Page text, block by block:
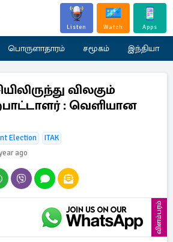
Listen Watch Apps
பொருளாதாரம் சமூகம் இந்தியா
விலகும்
: வெளியான
Election
ITAK
ago
விளம்பரம்